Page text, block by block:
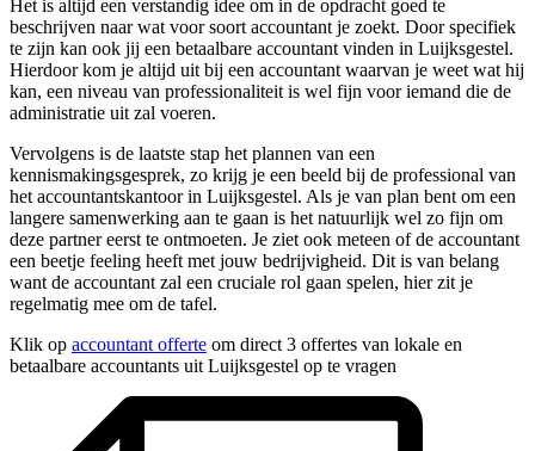
Het is altijd een verstandig idee om in de opdracht goed te
beschrijven naar wat voor soort accountant je zoekt. Door specifiek
te zijn kan ook jij een betaalbare accountant vinden in Luijksgestel.
Hierdoor kom je altijd uit bij een accountant waarvan je weet wat hij
kan, een niveau van professionaliteit is wel fijn voor iemand die de
administratie uit zal voeren.
Vervolgens is de laatste stap het plannen van een
kennismakingsgesprek, zo krijg je een beeld bij de professional van
het accountantskantoor in Luijksgestel. Als je van plan bent om een
langere samenwerking aan te gaan is het natuurlijk wel zo fijn om
deze partner eerst te ontmoeten. Je ziet ook meteen of de accountant
een beetje feeling heeft met jouw bedrijvigheid. Dit is van belang
want de accountant zal een cruciale rol gaan spelen, hier zit je
regelmatig mee om de tafel.
Klik op accountant offerte om direct 3 offertes van lokale en
betaalbare accountants uit Luijksgestel op te vragen